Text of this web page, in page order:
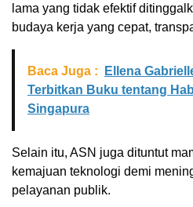
lama yang tidak efektif
budaya kerja yang cepat,
Baca Juga :
Ellena
Terbitkan Buku tentang
Singapura
Selain itu, ASN juga dituntut
kemajuan teknologi demi
pelayanan publik.